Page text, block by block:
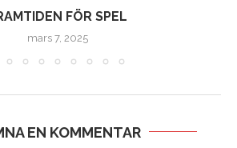
FÖR SPEL
mars 7, 2025
EN KOMMENTAR